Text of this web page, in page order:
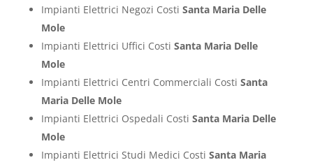
Impianti Elettrici Negozi Costi Santa Maria Delle
Mole
Impianti Elettrici Uffici Costi Santa Maria Delle
Mole
Impianti Elettrici Centri Commerciali Costi Santa
Maria Delle Mole
Impianti Elettrici Ospedali Costi Santa Maria Delle
Mole
Impianti Elettrici Studi Medici Costi Santa Maria